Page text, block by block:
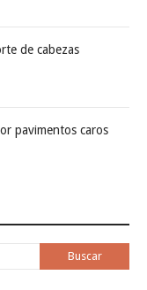
de cabezas
pavimentos caros